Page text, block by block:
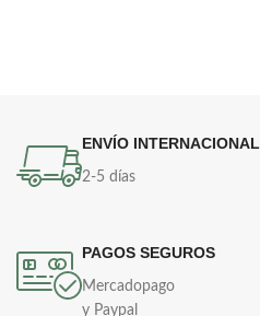
ENVÍO INTERNACIONAL
2-5 días
PAGOS SEGUROS
Mercadopago
y Paypal